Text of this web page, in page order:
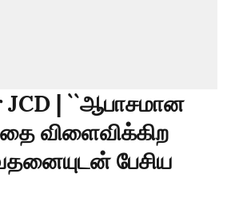
JCD | ``ஆபாசமான
விளைவிக்கிற
பேசிய